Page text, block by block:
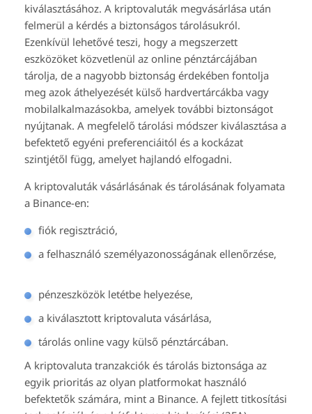
kiválasztásához. A kriptovaluták megvásárlása után
felmerül a kérdés a biztonságos tárolásukról.
Ezenkívül lehetővé teszi, hogy a megszerzett
eszközöket közvetlenül az online pénztárcájában
tárolja, de a nagyobb biztonság érdekében fontolja
meg azok áthelyezését külső hardvertárcákba vagy
mobilalkalmazásokba, amelyek további biztonságot
nyújtanak. A megfelelő tárolási módszer kiválasztása a
befektető egyéni preferenciáitól és a kockázat
szintjétől függ, amelyet hajlandó elfogadni.
A kriptovaluták vásárlásának és tárolásának folyamata
a Binance-en:
fiók regisztráció,
a felhasználó személyazonosságának ellenőrzése,
pénzeszközök letétbe helyezése,
a kiválasztott kriptovaluta vásárlása,
tárolás online vagy külső pénztárcában.
A kriptovaluta tranzakciók és tárolás biztonsága az
egyik prioritás az olyan platformokat használó
befektetők számára, mint a Binance. A fejlett titkosítási